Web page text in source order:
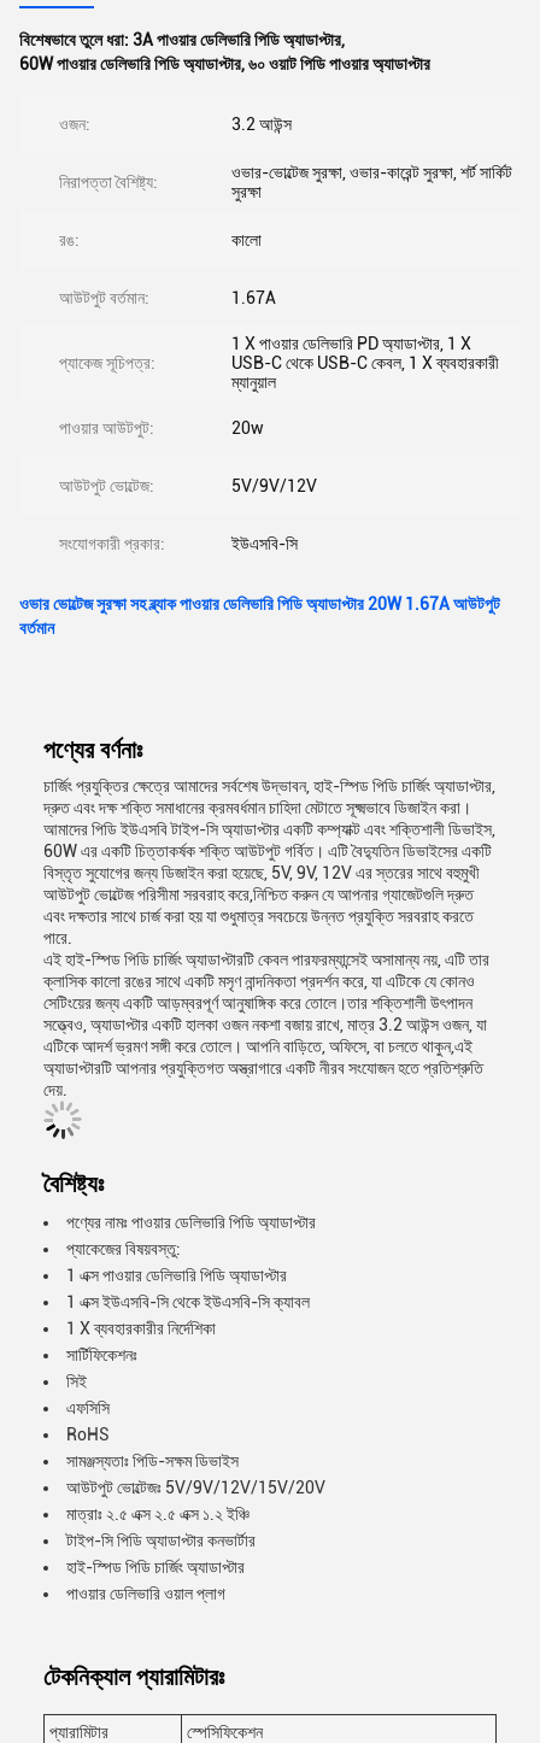
বিশেষভাবে তুলে ধরা: 3A পাওয়ার ডেলিভারি পিডি অ্যাডাপ্টার,
60W পাওয়ার ডেলিভারি পিডি অ্যাডাপ্টার,৬০ ওয়াট পিডি পাওয়ার অ্যাডাপ্টার
ওজন: 3.2 আউন্স
নিরাপত্তা বৈশিষ্ট্য:
ওভার-ভোল্টেজ সুরক্ষা, ওভার-কারেন্ট সুরক্ষা, শর্ট সার্কিট
সুরক্ষা
রঙ: কালো
আউটপুট বর্তমান: 1.67A
প্যাকেজ সূচিপত্র:
1 X পাওয়ার ডেলিভারি PD অ্যাডাপ্টার, 1 X
USB-C থেকে USB-C কেবল, 1 X ব্যবহারকারী
ম্যানুয়াল
পাওয়ার আউটপুট: 20w
আউটপুট ভোল্টেজ: 5V/9V/12V
সংযোগকারী প্রকার: ইউএসবি-সি
ওভার ভোল্টেজ সুরক্ষা সহ ব্ল্যাক পাওয়ার ডেলিভারি পিডি অ্যাডাপ্টার 20W 1.67A আউটপুট
বর্তমান
পণ্যের বর্ণনাঃ
চার্জিং প্রযুক্তির ক্ষেত্রে আমাদের সর্বশেষ উদ্ভাবন, হাই-স্পিড পিডি চার্জিং অ্যাডাপ্টার,
দ্রুত এবং দক্ষ শক্তি সমাধানের ক্রমবর্ধমান চাহিদা মেটাতে সূক্ষ্মভাবে ডিজাইন করা।
আমাদের পিডি ইউএসবি টাইপ-সি অ্যাডাপ্টার একটি কম্প্যাক্ট এবং শক্তিশালী ডিভাইস,
60W এর একটি চিত্তাকর্ষক শক্তি আউটপুট গর্বিত। এটি বৈদ্যুতিন ডিভাইসের একটি
বিস্তৃত সুযোগের জন্য ডিজাইন করা হয়েছে, 5V, 9V, 12V এর স্তরের সাথে বহুমুখী
আউটপুট ভোল্টেজ পরিসীমা সরবরাহ করে,নিশ্চিত করুন যে আপনার গ্যাজেটগুলি দ্রুত
এবং দক্ষতার সাথে চার্জ করা হয় যা শুধুমাত্র সবচেয়ে উন্নত প্রযুক্তি সরবরাহ করতে
পারে.
এই হাই-স্পিড পিডি চার্জিং অ্যাডাপ্টারটি কেবল পারফরম্যান্সেই অসামান্য নয়, এটি তার
ক্লাসিক কালো রঙের সাথে একটি মসৃণ নান্দনিকতা প্রদর্শন করে, যা এটিকে যে কোনও
সেটিংয়ের জন্য একটি আড়ম্বরপূর্ণ আনুষাঙ্গিক করে তোলে।তার শক্তিশালী উৎপাদন
সত্ত্বেও, অ্যাডাপ্টার একটি হালকা ওজন নকশা বজায় রাখে, মাত্র 3.2 আউন্স ওজন, যা
এটিকে আদর্শ ভ্রমণ সঙ্গী করে তোলে। আপনি বাড়িতে, অফিসে, বা চলতে থাকুন,এই
অ্যাডাপ্টারটি আপনার প্রযুক্তিগত অস্ত্রাগারে একটি নীরব সংযোজন হতে প্রতিশ্রুতি
দেয়.
বৈশিষ্ট্যঃ
পণ্যের নামঃ পাওয়ার ডেলিভারি পিডি অ্যাডাপ্টার
প্যাকেজের বিষয়বস্তু:
1 এক্স পাওয়ার ডেলিভারি পিডি অ্যাডাপ্টার
1 এক্স ইউএসবি-সি থেকে ইউএসবি-সি ক্যাবল
1 X ব্যবহারকারীর নির্দেশিকা
সার্টিফিকেশনঃ
সিই
এফসিসি
RoHS
সামঞ্জস্যতাঃ পিডি-সক্ষম ডিভাইস
আউটপুট ভোল্টেজঃ 5V/9V/12V/15V/20V
মাত্রাঃ ২.৫ এক্স ২.৫ এক্স ১.২ ইঞ্চি
টাইপ-সি পিডি অ্যাডাপ্টার কনভার্টার
হাই-স্পিড পিডি চার্জিং অ্যাডাপ্টার
পাওয়ার ডেলিভারি ওয়াল প্লাগ
টেকনিক্যাল প্যারামিটারঃ
প্যারামিটার
স্পেসিফিকেশন